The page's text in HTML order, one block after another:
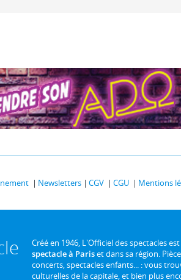
Newsletters CGV CGU Mentions
Créé en 1946, L'Officiel des spectacles est
spectacle à Pariset dans sa région.
concerts, spectacles enfants... : vous
culturelles de la capitale, et bien plus